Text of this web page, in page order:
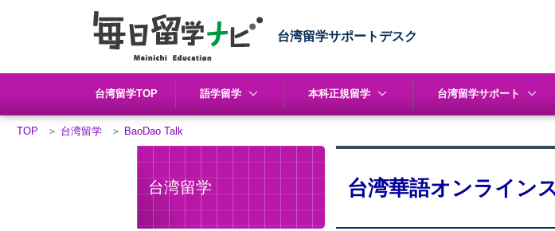
台湾留学サポートデスク
台湾留学TOP 語学留学 本科正規留学 台湾留学サポート
TOP ＞ 台湾留学 ＞ BaoDao Talk
台湾留学 台湾華語オンライン